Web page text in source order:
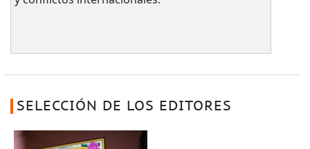
SELECCIÓN DE LOS EDITORES